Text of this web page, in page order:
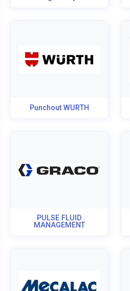
Punchout WURTH
PULSE FLUID
MANAGEMENT